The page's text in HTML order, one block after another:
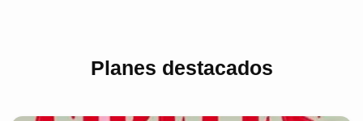
Planes destacados